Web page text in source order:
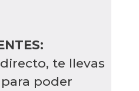
te llevas
para poder